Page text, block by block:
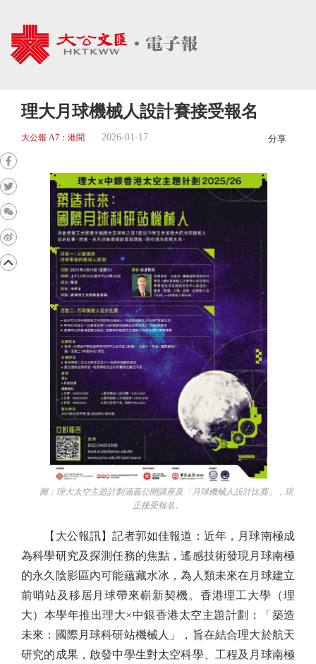
理大月球機械人設計賽接受報名
大公報 A7：港聞 2026-01-17 分享
圖：理大太空主題計劃涵蓋公開講座及「月球機械人設計比賽」，現
正接受報名。
【大公報訊】記者郭如佳報道：近年，月球南極成
為科學研究及探測任務的焦點，遙感技術發現月球南極
的永久陰影區內可能蘊藏水冰，為人類未來在月球建立
前哨站及移居月球帶來嶄新契機。香港理工大學（理
大）本學年推出理大×中銀香港太空主題計劃：「築造
未來：國際月球科研站機械人」，旨在結合理大於航天
研究的成果，啟發中學生對太空科學、工程及月球南極